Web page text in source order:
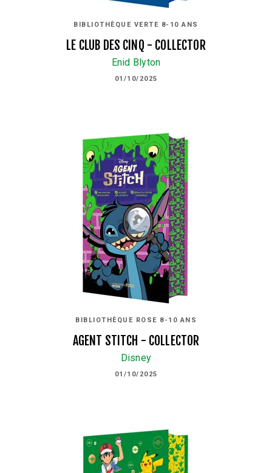
BIBLIOTHÈQUE VERTE 8-10 ANS
LE CLUB DES CINQ - COLLECTOR
Enid Blyton
01/10/2025
BIBLIOTHÈQUE ROSE 8-10 ANS
AGENT STITCH - COLLECTOR
Disney
01/10/2025